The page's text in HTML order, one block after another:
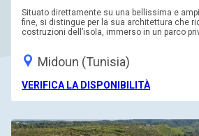
Situato direttamente su una bellissima e
fine, si distingue per la sua architettura che
costruzioni dell’isola, immerso in un parco
Midoun (Tunisia)
VERIFICA LA DISPONIBILITÀ